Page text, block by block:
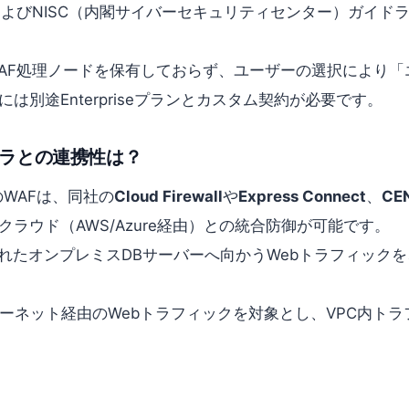
びNISC（内閣サイバーセキュリティセンター）ガイド
処理ノードを保有しておらず、ユーザーの選択により
は別途Enterpriseプランとカスタム契約が必要です。
との連携性は？
は、同社のCloud FirewallやExpress Connect、
ラウド（AWS/Azure経由）との統合防御が可能です。
たオンプレミスDBサーバーへ向かうWebトラフィック
ネット経由のWebトラフィックを対象とし、VPC内ト